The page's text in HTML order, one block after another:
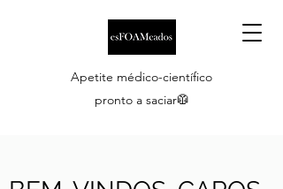
Apetite médico-científico
pronto a saciar🥼